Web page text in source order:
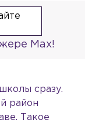
Max!
сразу.
район
Такое